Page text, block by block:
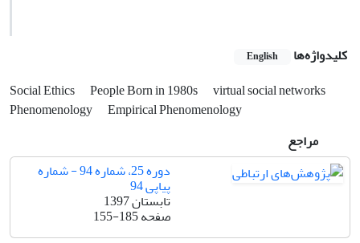
کلیدواژه‌ها English
Social Ethics People Born in 1980s
virtual social networks
Phenomenology
Empirical Phenomenology
مراجع
دوره 25، شماره 94 - شماره
پیاپی 94
تابستان 1397
صفحه155-185